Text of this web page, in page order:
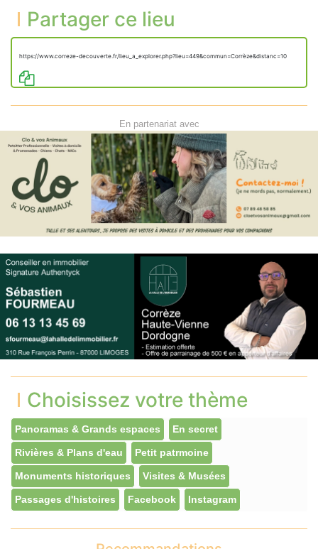
Partager ce lieu
https://www.correze-decouverte.fr/lieu_a_explorer.php?lieu=449&commun=Corrèze&distanc=10
En partenariat avec
Choisissez votre thème
Panoramas & Grands espaces En secret
Rivières & Plans d'eau Petit patrmoine
Monuments historiques Visites & Musées
Passages d'histoires Facebook Instagram